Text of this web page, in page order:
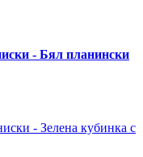
- Бял планински